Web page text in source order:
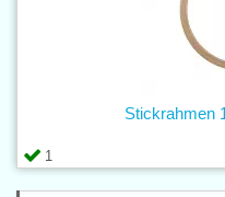
1
Stickrahmen